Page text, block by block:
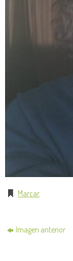
Marcar.
Imagen anterior